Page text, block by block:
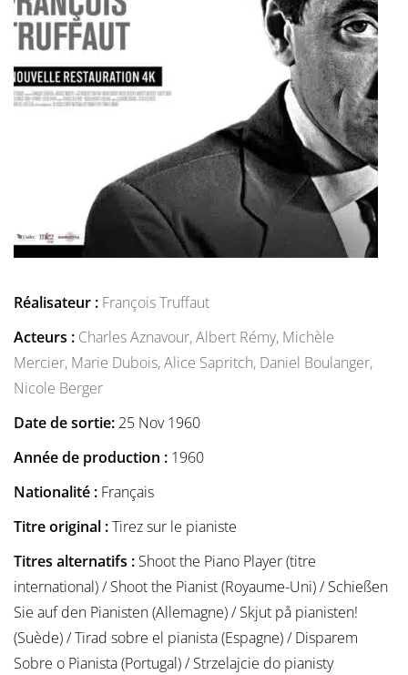
Réalisateur : François Truffaut
Acteurs : Charles Aznavour,Albert Rémy, Michèle
Mercier, Marie Dubois,Alice Sapritch, Daniel Boulanger,
Nicole Berger
Date de sortie: 25 Nov 1960
Année de production : 1960
Nationalité : Français
Titre original :Tirez sur le pianiste
Titres alternatifs : Shoot the Piano Player (titre
international) / Shoot the Pianist (Royaume-Uni) / Schießen
Sie auf den Pianisten (Allemagne) / Skjut på pianisten!
(Suède) / Tirad sobre el pianista (Espagne) / Disparem
Sobre o Pianista (Portugal) / Strzelajcie do pianisty